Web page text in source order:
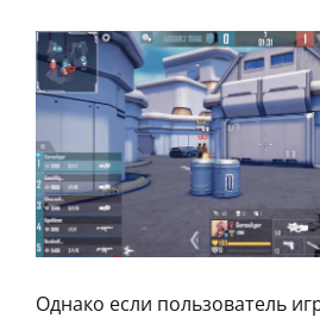
Однако если пользователь